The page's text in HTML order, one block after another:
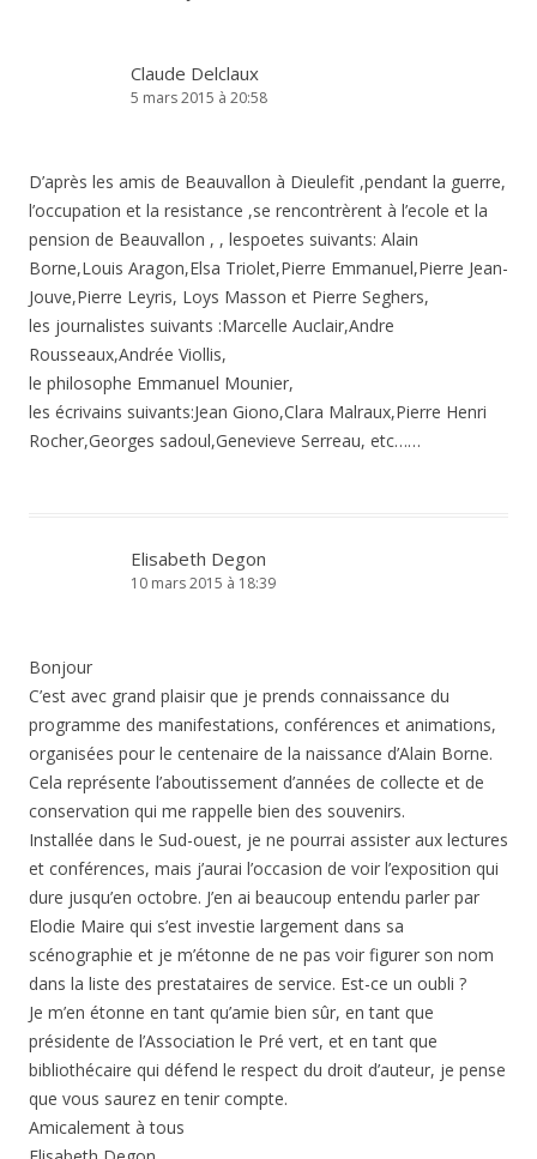
Claude Delclaux
5 mars 2015 à 20:58
D’après les amis de Beauvallon à Dieulefit ,pendant la guerre,
l’occupation et la resistance ,se rencontrèrent à l’ecole et la
pension de Beauvallon , , lespoetes suivants: Alain
Borne,Louis Aragon,Elsa Triolet,Pierre Emmanuel,Pierre Jean-
Jouve,Pierre Leyris, Loys Masson et Pierre Seghers,
les journalistes suivants :Marcelle Auclair,Andre
Rousseaux,Andrée Viollis,
le philosophe Emmanuel Mounier,
les écrivains suivants:Jean Giono,Clara Malraux,Pierre Henri
Rocher,Georges sadoul,Genevieve Serreau, etc……
Elisabeth Degon
10 mars 2015 à 18:39
Bonjour
C’est avec grand plaisir que je prends connaissance du
programme des manifestations, conférences et animations,
organisées pour le centenaire de la naissance d’Alain Borne.
Cela représente l’aboutissement d’années de collecte et de
conservation qui me rappelle bien des souvenirs.
Installée dans le Sud-ouest, je ne pourrai assister aux lectures
et conférences, mais j’aurai l’occasion de voir l’exposition qui
dure jusqu’en octobre. J’en ai beaucoup entendu parler par
Elodie Maire qui s’est investie largement dans sa
scénographie et je m’étonne de ne pas voir figurer son nom
dans la liste des prestataires de service. Est-ce un oubli ?
Je m’en étonne en tant qu’amie bien sûr, en tant que
présidente de l’Association le Pré vert, et en tant que
bibliothécaire qui défend le respect du droit d’auteur, je pense
que vous saurez en tenir compte.
Amicalement à tous